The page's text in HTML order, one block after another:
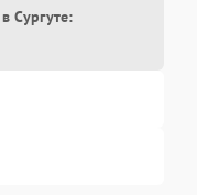
Сургуте: